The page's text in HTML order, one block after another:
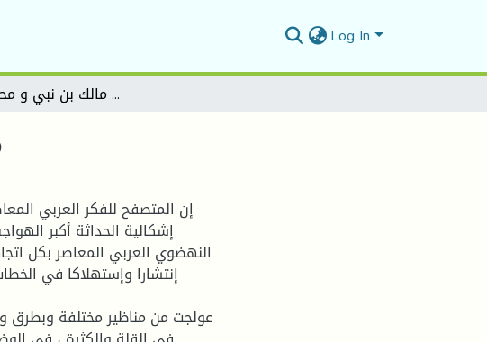
Log In
مشروع النهضة بين مالك بن نبي و محمد اركون
إن المتصفح للفكر العربي
إشكالية الحداثة أكبر
النهضوي العربي المعاصر بكل
إنتشارا وإستهلاكا في
عولجت من مناظير مختلفة وبطرق و